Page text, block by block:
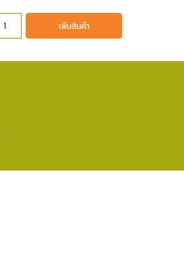
เพิ่มสินค้า